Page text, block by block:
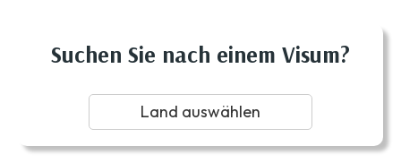
Suchen Sie nach einem Visum?
Land auswählen